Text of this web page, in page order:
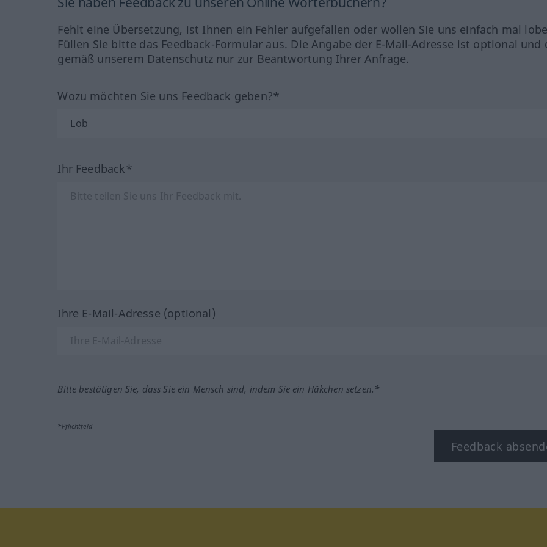
Fehlt eine Übersetzung, ist Ihnen ein Fehler aufgefallen oder wollen Sie uns einfach mal
Füllen Sie bitte das Feedback-Formular aus. Die Angabe der E-Mail-Adresse ist optional und
gemäß unserem Datenschutz nur zur Beantwortung Ihrer Anfrage.
Wozu möchten Sie uns Feedback geben?*
Ihr Feedback*
Ihre E-Mail-Adresse (optional)
Bitte bestätigen Sie, dass Sie ein Mensch sind, indem Sie ein Häkchen setzen.*
*Pflichtfeld
Feedback